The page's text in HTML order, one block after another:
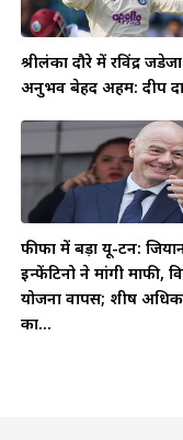
श्रीलंका दौरे में रविंद्र
अनुभव बेहद अहम: दीप
फीफा में बड़ा यू-टर्न:
इन्फेंटिनो ने मांगी माफी,
योजना वापस; शीर्ष
का...